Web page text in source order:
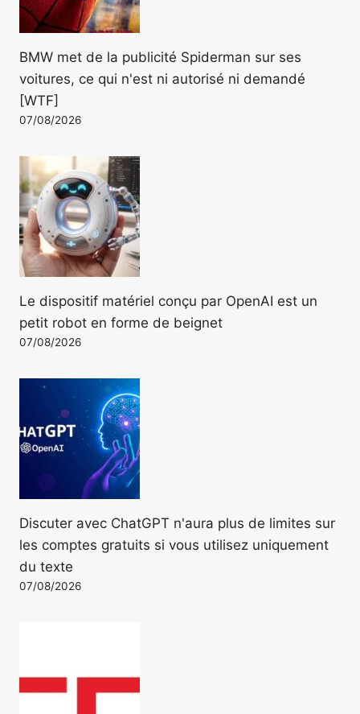
BMW met de la publicité Spiderman sur ses
voitures, ce qui n'est ni autorisé ni demandé
[WTF]
07/08/2026
Le dispositif matériel conçu par OpenAI est un
petit robot en forme de beignet
07/08/2026
Discuter avec ChatGPT n'aura plus de limites sur
les comptes gratuits si vous utilisez uniquement
du texte
07/08/2026